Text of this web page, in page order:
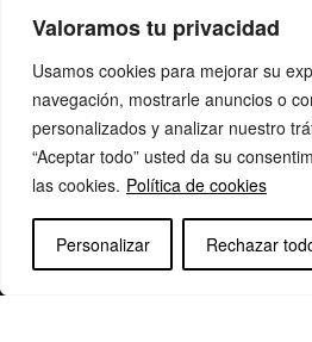
Valoramos tu privacidad
Usamos cookies para mejorar su
navegación, mostrarle anuncios o
personalizados y analizar nuestro
“Aceptar todo” usted da su
las cookies. Política de cookies
Personalizar Rechazar
944 169 430
SUSCRIPCIONES